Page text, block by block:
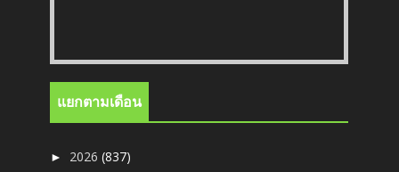
แยกตามเดือน
► 2026(837)